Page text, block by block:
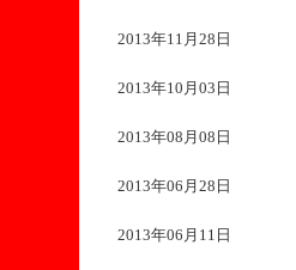
2013年11月28日
2013年10月03日
2013年08月08日
2013年06月28日
2013年06月11日